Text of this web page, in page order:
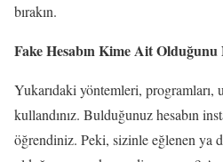
bırakın.
Fake Hesabın Kime Ait Olduğunu
Yukarıdaki yöntemleri, programları,
kullandınız. Bulduğunuz hesabın
öğrendiniz. Peki, sizinle eğlenen ya